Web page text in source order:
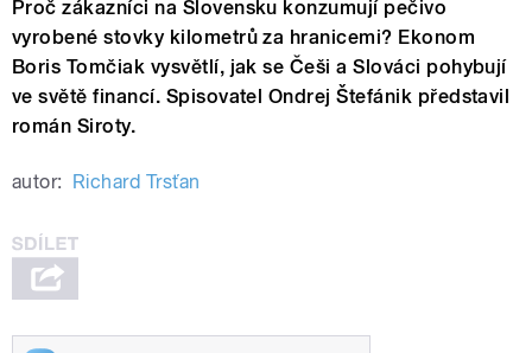
Proč zákazníci na Slovensku konzumují pečivo
vyrobené stovky kilometrů za hranicemi? Ekonom
Boris Tomčiak vysvětlí, jak se Češi a Slováci pohybují
ve světě financí. Spisovatel Ondrej Štefánik představil
román Siroty.
autor: Richard Trsťan